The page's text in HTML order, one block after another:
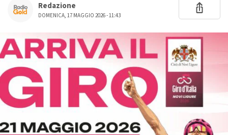
Redazione
DOMENICA, 17 MAGGIO 2026 - 11:43